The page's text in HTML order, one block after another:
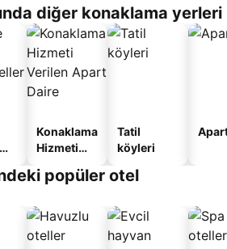
diğer konaklama yerleri
Konaklama
Hizmeti
Apart
Tatil
köyleri
popüler otel